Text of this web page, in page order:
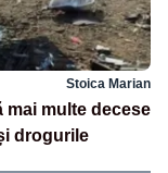
Stoica Marian
multe decese
drogurile